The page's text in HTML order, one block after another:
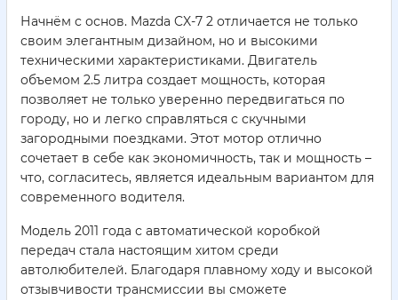
Начнём с основ. Mazda CX-7 2 отличается не только
своим элегантным дизайном, но и высокими
техническими характеристиками. Двигатель
объемом 2.5 литра создает мощность, которая
позволяет не только уверенно передвигаться по
городу, но и легко справляться с скучными
загородными поездками. Этот мотор отлично
сочетает в себе как экономичность, так и мощность –
что, согласитесь, является идеальным вариантом для
современного водителя.
Модель 2011 года с автоматической коробкой
передач стала настоящим хитом среди
автолюбителей. Благодаря плавному ходу и высокой
отзывчивости трансмиссии вы сможете